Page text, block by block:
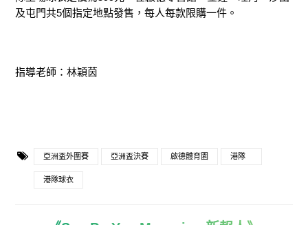
及屯門共5個指定地點發售，每人每款限購一件。
指導老師：林穎茵
亞洲盃外圍賽 亞洲盃決賽 啟德體育園 港隊
港隊球衣